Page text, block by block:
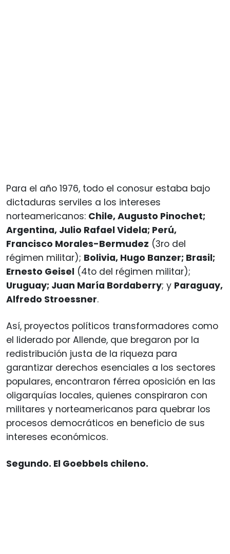
Para el año 1976, todo el conosur estaba bajo
dictaduras serviles a los intereses
norteamericanos: Chile, Augusto Pinochet;
Argentina, Julio Rafael Videla; Perú,
Francisco Morales-Bermudez (3ro del
régimen militar); Bolivia, Hugo Banzer; Brasil;
Ernesto Geisel (4to del régimen militar);
Uruguay; Juan María Bordaberry; y Paraguay,
Alfredo Stroessner.
Así, proyectos políticos transformadores como
el liderado por Allende, que bregaron por la
redistribución justa de la riqueza para
garantizar derechos esenciales a los sectores
populares, encontraron férrea oposición en las
oligarquías locales, quienes conspiraron con
militares y norteamericanos para quebrar los
procesos democráticos en beneficio de sus
intereses económicos.
Segundo. El Goebbels chileno.